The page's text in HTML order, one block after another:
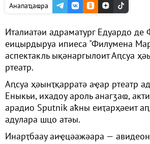
Анапаҵаҩра
Италиатәи адраматург Едуардо де
еицырдыруа ипиеса "Филумена
аспектакль ықәнаргылоит Аԥсуа
ртеатр.
Аԥсуа ҳәынҭқарратә аҿар ртеатр
Еныкьи, ихадоу ароль анагӡаҩ,
арадио Sputnik аҟны еиҭарҳәеит
адулара шцо атәы.
Инарҭбаау аиҿцәажәара —